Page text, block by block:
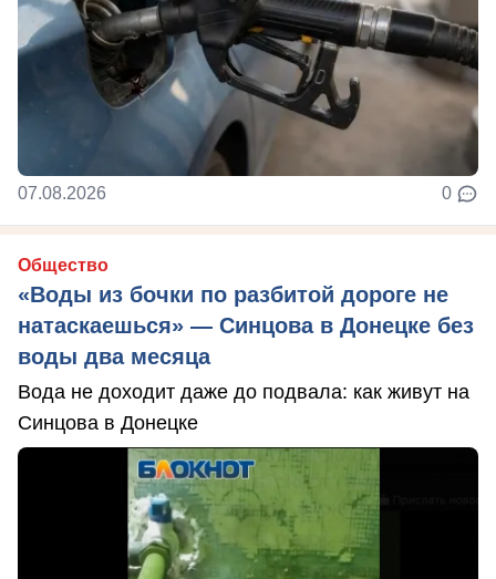
07.08.2026 0
Общество
«Воды из бочки по разбитой дороге не
натаскаешься» — Синцова в Донецке без
воды два месяца
Вода не доходит даже до подвала: как живут на
Синцова в Донецке